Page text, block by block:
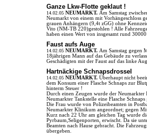
Ganze Lkw-Flotte geklaut !
14.02.05 NEUMARKT. Am Samstag
Neumarkt von einem mit Vorhängeschloss
grauen Anhängern (9,4t zGG) ohne
Vito (NM-TB 220)gestohlen ! Alle
haben einen Wert von insgesamt rund
Faust aufs Auge
14.02.05 NEUMARKT. Am Samstag gegen
18jährigen Mann auf das Gebäude zu
Geschädigten mit der Faust auf das linke
Hartnäckige Schnapsdrossel
14.02.05 NEUMARKT. Überhaupt nicht
dem Konsum einer Flasche Schnaps zur
hinterm Steuer !
Durch einen Zeugen wurde der
Neumarkter Tankstelle eine Flasche
Die Frau wurde von Polizeibeamten in
Neumarkter Klinikum angeordnet; gegen
Kurz nach 22 Uhr am gleichen Tag wurde
Pyrbaum,Seligenporten, erwischt. Da sie
Beamten nach Hause gebracht. Die
übergeben.